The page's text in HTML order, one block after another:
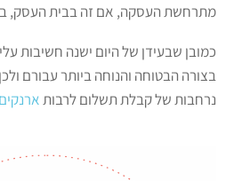
מתרחשת העסקה, אם זה בבית העסק,
כמובן שבעידן של היום ישנה חשיבות
בצורה הבטוחה והנוחה ביותר עבורם
נרחבות של קבלת תשלום לרבות